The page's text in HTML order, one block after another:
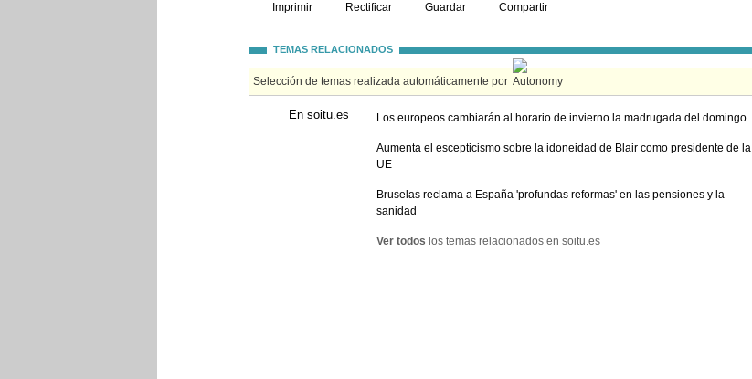
Imprimir Rectificar Guardar Compartir
TEMAS RELACIONADOS
Selección de temas realizada automáticamente por
En soitu.es Los europeos cambiarán al horario de invierno la madrugada del domingo
Aumenta el escepticismo sobre la idoneidad de Blair como presidente de la
UE
Bruselas reclama a España 'profundas reformas' en las pensiones y la
sanidad
Ver todos los temas relacionados en soitu.es